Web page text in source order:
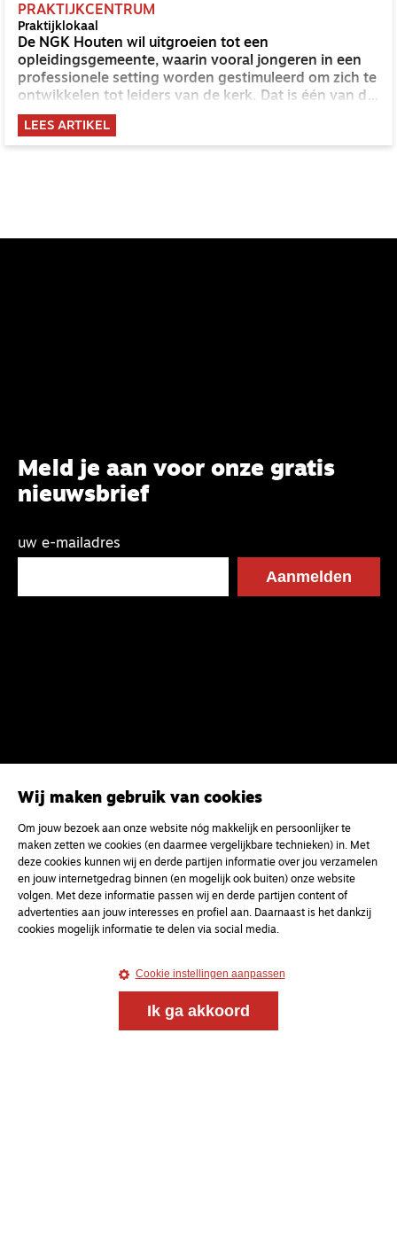
PRAKTIJKCENTRUM
Praktijklokaal
De NGK Houten wil uitgroeien tot een
opleidingsgemeente, waarin vooral jongeren in een
professionele setting worden gestimuleerd om zich te
ontwikkelen tot leiders van de kerk. Dat is één van de
speerpunten in het nieuwe visiemanifest Licht aan.
LEES ARTIKEL
Meld je aan voor onze gratis
nieuwsbrief
uw e-mailadres
MagazineOnderweg
Onderweg is een platform voor ontmoeting, vorming
en gesprek voor christenen onderweg, in het bijzonder
Onderweg
Kvk-nummer 33277063
Wij maken gebruik van cookies
Om jouw bezoek aan onze website nóg makkelijk en persoonlijker te
maken zetten we cookies (en daarmee vergelijkbare technieken) in. Met
deze cookies kunnen wij en derde partijen informatie over jou verzamelen
en jouw internetgedrag binnen (en mogelijk ook buiten) onze website
volgen. Met deze informatie passen wij en derde partijen content of
advertenties aan jouw interesses en profiel aan. Daarnaast is het dankzij
cookies mogelijk informatie te delen via social media.
Cookie instellingen aanpassen
Ik ga akkoord